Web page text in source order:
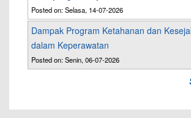
Posted on: Selasa, 14-07-2026
Dampak Program Ketahanan dan
dalam Keperawatan
Posted on: Senin, 06-07-2026